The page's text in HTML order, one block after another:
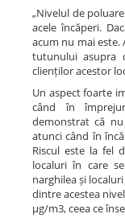
„Nivelul de
acele încăperi.
acum nu mai
tutunului asupra
clienților acestor
Un aspect foarte
când în
demonstrat că
atunci când în
Riscul este la fel
localuri în care
narghilea și
dintre acestea
µg/m3, ceea ce